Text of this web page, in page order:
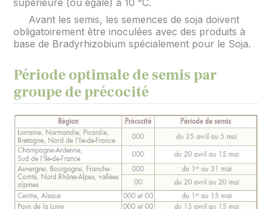
supérieure (ou égale) à 10 °C.
Avant les semis, les semences de soja doivent
obligatoirement être inoculées avec des produits à
base de Bradyrhizobium spécialement pour le Soja.
Période optimale de semis par
groupe de précocité